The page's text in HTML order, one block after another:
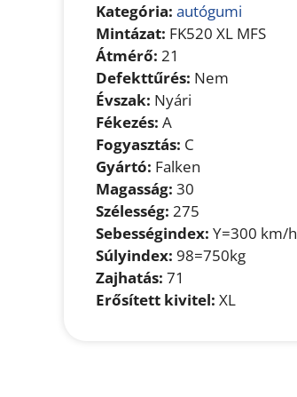
Kategória: autógumi
Mintázat: FK520 XL MFS
Átmérő: 21
Defekttűrés: Nem
Évszak: Nyári
Fékezés: A
Fogyasztás: C
Gyártó: Falken
Magasság: 30
Szélesség: 275
Sebességindex: Y=300 km/h
Súlyindex: 98=750kg
Zajhatás: 71
Erősített kivitel: XL